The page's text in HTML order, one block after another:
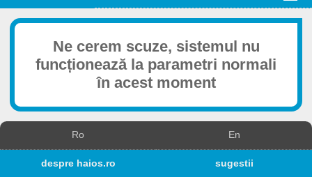
Ne cerem scuze, sistemul nu
funcționează la parametri normali
în acest moment
Ro En
despre haios.ro sugestii